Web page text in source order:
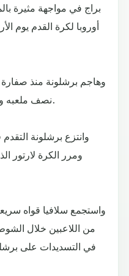
براج في مواجهة مثيرة
أوروبا لكرة القدم يوم
وهاجم برشلونة منذ صفارة
نصف ملعبه وحرمه من الاستحواذ على الكرة.
وانتزع برشلونة التقدم
ومرر الكرة لارتور
واستجمع سلافيا قواه
من اللاعبين خلال
في التسديدات على